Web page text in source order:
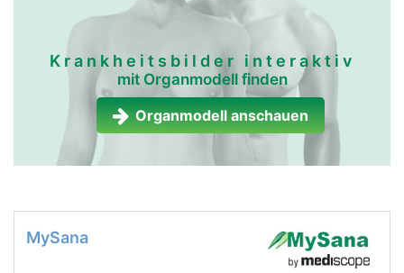
Krankheitsbilder interaktiv
mit Organmodell finden
Organmodell anschauen
MySana